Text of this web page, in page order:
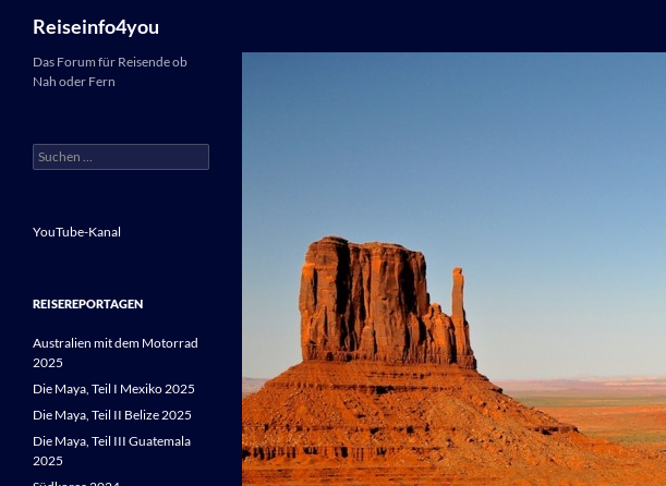
Inhalt
Reiseinfo4you
Das Forum für Reisende ob
Nah oder Fern
Suchen
nach:
YouTube-Kanal
REISEREPORTAGEN
Australien mit dem Motorrad
2025
Die Maya, Teil I Mexiko 2025
Die Maya, Teil II Belize 2025
Die Maya, Teil III Guatemala
2025